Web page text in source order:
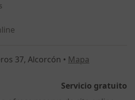
37, Alcorcón • Mapa
Servicio gratuito